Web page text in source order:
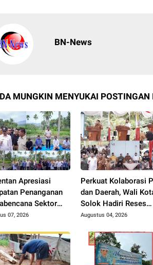
BN-News
MUNGKIN MENYUKAI POSTINGAN
Apresiasi
Penanganan
Sektor
Kabupaten
Naik dari 13
74 Unit.
07, 2026
Perkuat Kolaborasi
dan Daerah, Wali
Solok Hadiri Reses
Anggota DPR RI H.
Augustus 04, 2026